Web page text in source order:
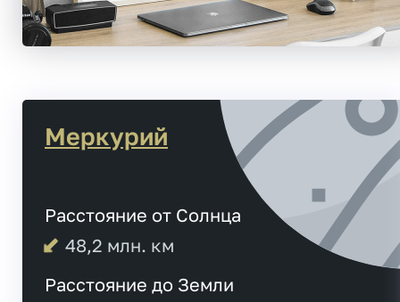
Меркурий
Расстояние от Солнца
48,2 млн. км
Расстояние до Земли